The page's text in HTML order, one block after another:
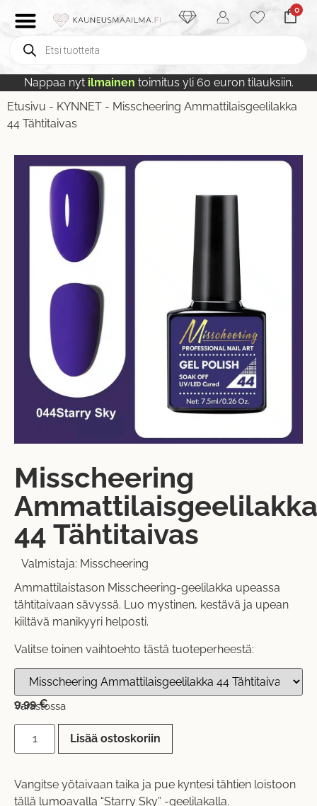
0
Nappaa nyt ilmainen toimitus yli 60 euron tilauksiin.
Etusivu - KYNNET - Misscheering Ammattilaisgeelilakka
44 Tähtitaivas
Misscheering
Ammattilaisgeelilakka
44 Tähtitaivas
Valmistaja: Misscheering
Ammattilaistason Misscheering-geelilakka upeassa
tähtitaivaan sävyssä. Luo mystinen, kestävä ja upean
kiiltävä manikyyri helposti.
Valitse toinen vaihtoehto tästä tuoteperheestä:
9,99€
Varastossa
Lisää ostoskoriin
Vangitse yötaivaan taika ja pue kyntesi tähtien loistoon
tällä lumoavalla “Starry Sky” -geelilakalla.